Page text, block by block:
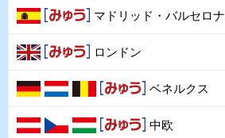
マドリッド・バルセロナ
ロンドン
ベネルクス
中欧